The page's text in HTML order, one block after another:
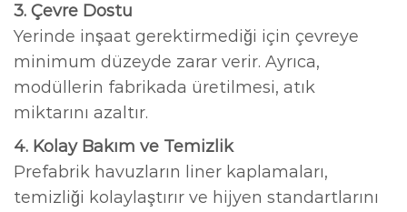
3. Çevre Dostu
Yerinde inşaat gerektirmediği için çevreye
minimum düzeyde zarar verir. Ayrıca,
modüllerin fabrikada üretilmesi, atık
miktarını azaltır.
4. Kolay Bakım ve Temizlik
Prefabrik havuzların liner kaplamaları,
temizliği kolaylaştırır ve hijyen standartlarını